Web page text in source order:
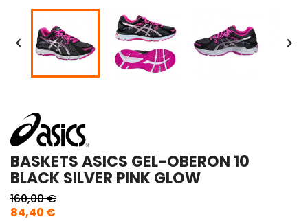
 
BASKETS ASICS GEL-OBERON 10
BLACK SILVER PINK GLOW
160,00 €
84,40 €